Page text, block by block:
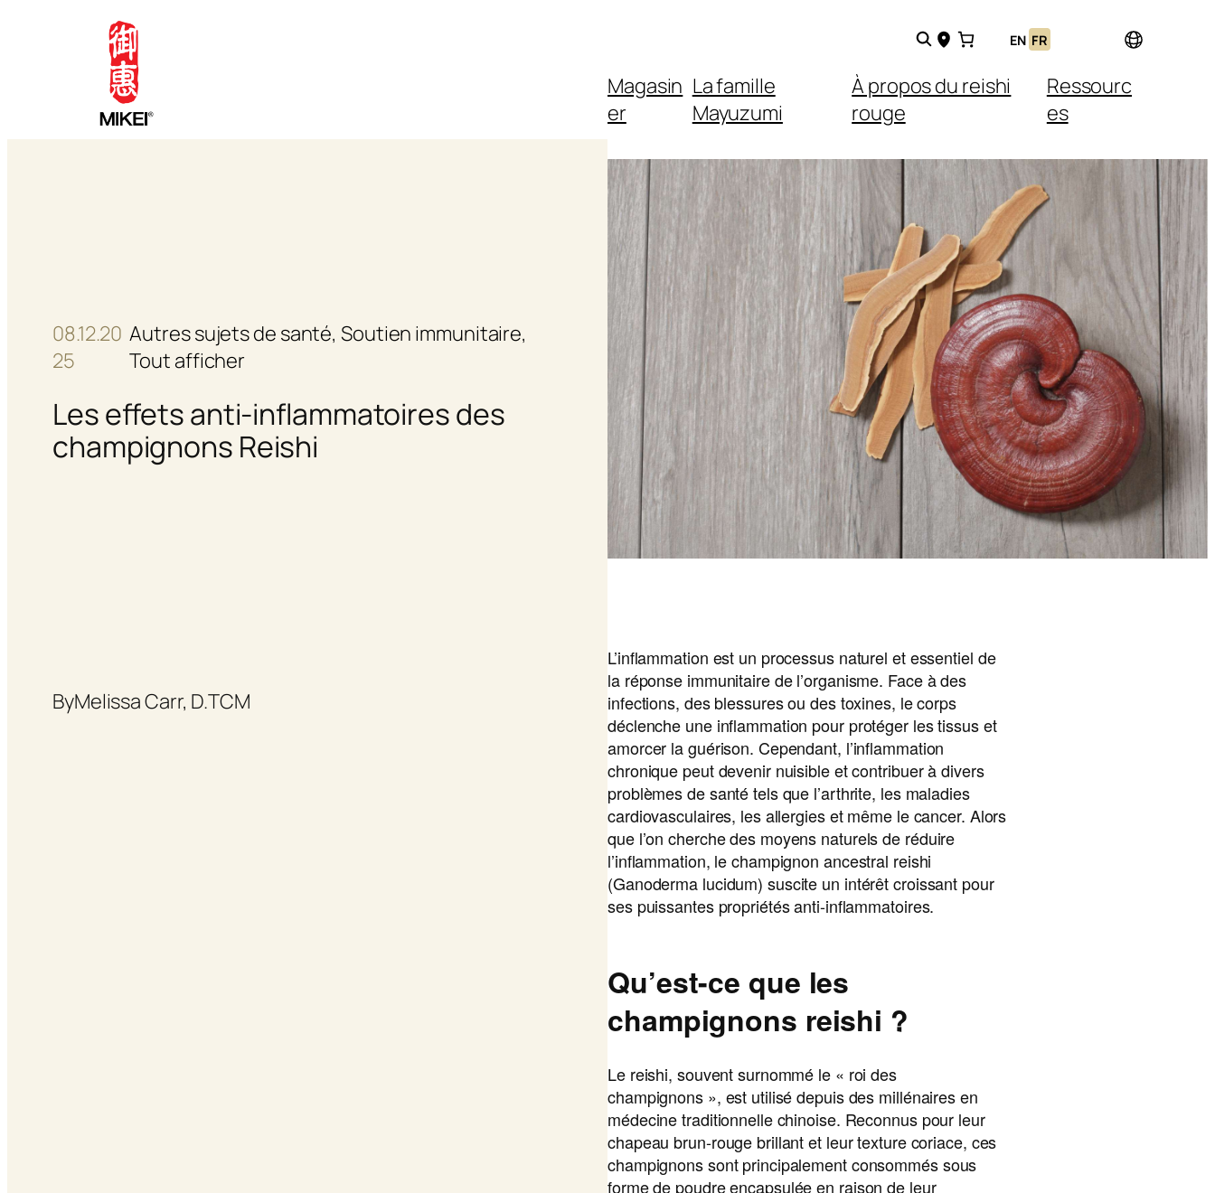
EN FR
Magasin
er
La famille
Mayuzumi
À propos du reishi
rouge
Ressourc
es
08.12.20
25
Autres sujets de santé, Soutien immunitaire
Tout afficher
Les effets anti-inflammatoires des
champignons Reishi
ByMelissa Carr, D.TCM
L’inflammation est un processus naturel et essentiel de
la réponse immunitaire de l’organisme. Face à des
infections, des blessures ou des toxines, le corps
déclenche une inflammation pour protéger les tissus et
amorcer la guérison. Cependant, l’inflammation
chronique peut devenir nuisible et contribuer à divers
problèmes de santé tels que l’arthrite, les maladies
cardiovasculaires, les allergies et même le cancer. Alors
que l’on cherche des moyens naturels de réduire
l’inflammation, le champignon ancestral reishi
(Ganoderma lucidum) suscite un intérêt croissant pour
ses puissantes propriétés anti-inflammatoires.
Qu’est-ce que les
champignons reishi ?
Le reishi, souvent surnommé le « roi des
champignons », est utilisé depuis des millénaires en
médecine traditionnelle chinoise. Reconnus pour leur
chapeau brun-rouge brillant et leur texture coriace, ces
champignons sont principalement consommés sous
forme de poudre encapsulée en raison de leur